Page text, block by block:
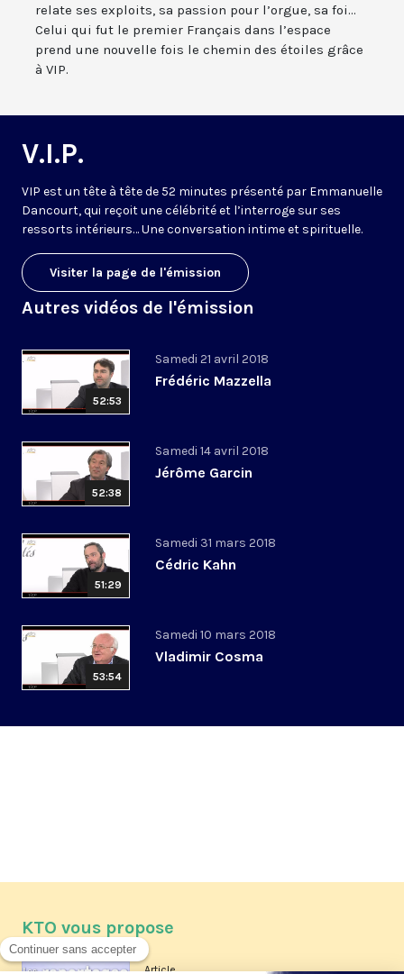
relate ses exploits, sa passion pour l’orgue, sa foi...
Celui qui fut le premier Français dans l’espace
prend une nouvelle fois le chemin des étoiles grâce
à VIP.
V.I.P.
VIP est un tête à tête de 52 minutes présenté par Emmanuelle
Dancourt, qui reçoit une célébrité et l’interroge sur ses
ressorts intérieurs… Une conversation intime et spirituelle.
Visiter la page de l'émission
Autres vidéos de l'émission
52:53
Samedi 21 avril 2018
Frédéric Mazzella
52:38
Samedi 14 avril 2018
Jérôme Garcin
51:29
Samedi 31 mars 2018
Cédric Kahn
53:54
Samedi 10 mars 2018
Vladimir Cosma
KTO vous propose
Article